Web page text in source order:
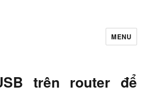
MENU
trên router để